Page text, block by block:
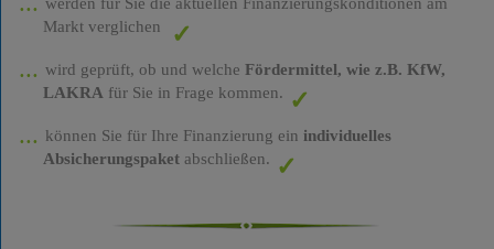
Markt verglichen
wird geprüft, ob und welche Fördermittel, wie z.B. KfW,
LAKRA für Sie in Frage kommen.
können Sie für Ihre Finanzierung ein individuelles
Absicherungspaketabschließen.